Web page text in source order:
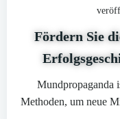
Fördern Sie
Mundpropaganda
Methoden, um neue